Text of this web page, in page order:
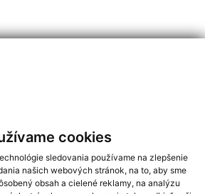
cookies
sledovania používame na zlepšenie
našich webových stránok, na to, aby sme
obsah a cielené reklamy, na analýzu